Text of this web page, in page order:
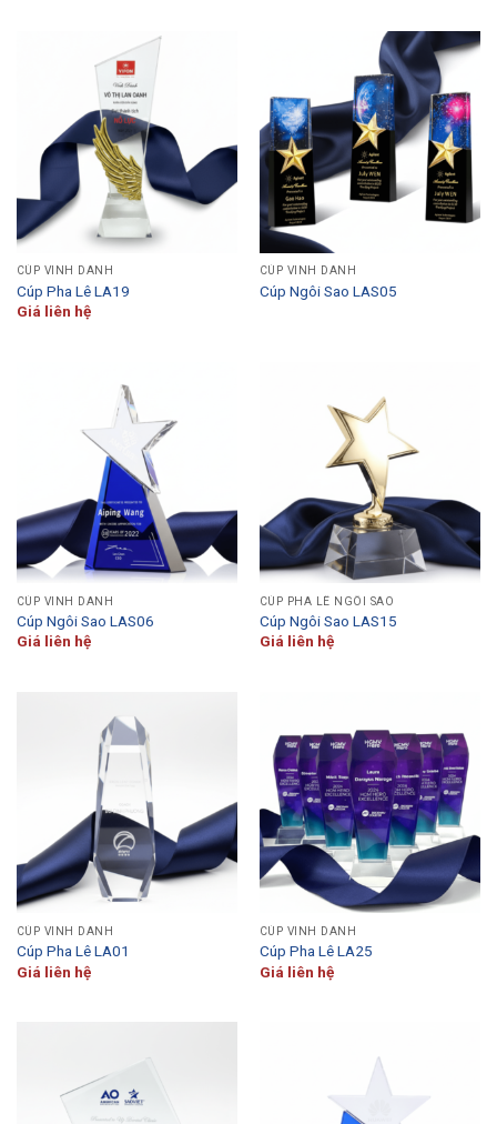
CÚP VINH DANH
Cúp Pha Lê LA19
Giá liên hệ
CÚP VINH DANH
Cúp Ngôi Sao LAS05
CÚP VINH DANH
Cúp Ngôi Sao LAS06
Giá liên hệ
CÚP PHA LÊ NGÔI SAO
Cúp Ngôi Sao LAS15
Giá liên hệ
CÚP VINH DANH
Cúp Pha Lê LA01
Giá liên hệ
CÚP VINH DANH
Cúp Pha Lê LA25
Giá liên hệ